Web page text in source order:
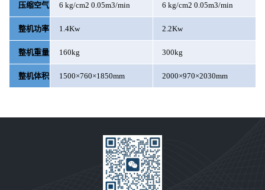
压缩空气 6 kg/cm2 0.05m3/min 6 kg/cm2 0.05m3/min
整机功率 1.4Kw 2.2Kw
整机重量 160kg 300kg
整机体积 1500×760×1850mm 2000×970×2030mm